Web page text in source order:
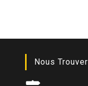
Nous Trouver